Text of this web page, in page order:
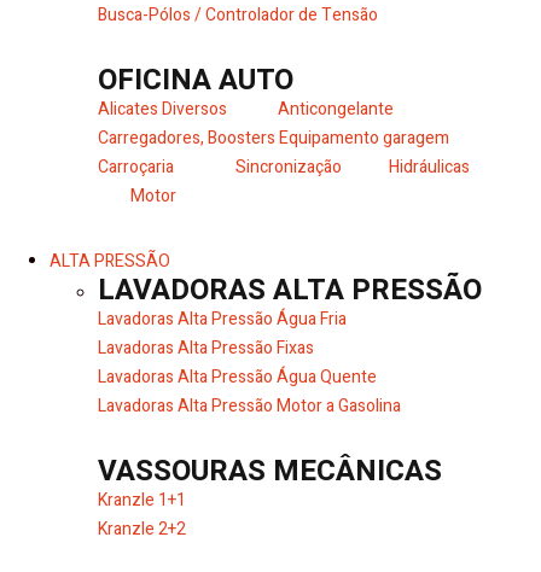
Busca-Pólos / Controlador de Tensão
OFICINA AUTO
Alicates Diversos
Anticongelante
Carregadores, BoostersEquipamento garagem
Carroçaria
Sincronização
Hidráulicas
Motor
ALTA PRESSÃO
LAVADORAS ALTA PRESSÃO
Lavadoras Alta Pressão Água Fria
Lavadoras Alta Pressão Fixas
Lavadoras Alta Pressão Água Quente
Lavadoras Alta Pressão Motor a Gasolina
VASSOURAS MECÂNICAS
Kranzle 1+1
Kranzle 2+2